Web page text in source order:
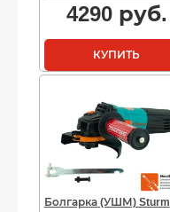
4290руб.
КУПИТЬ
Болгарка (УШМ) Sturm